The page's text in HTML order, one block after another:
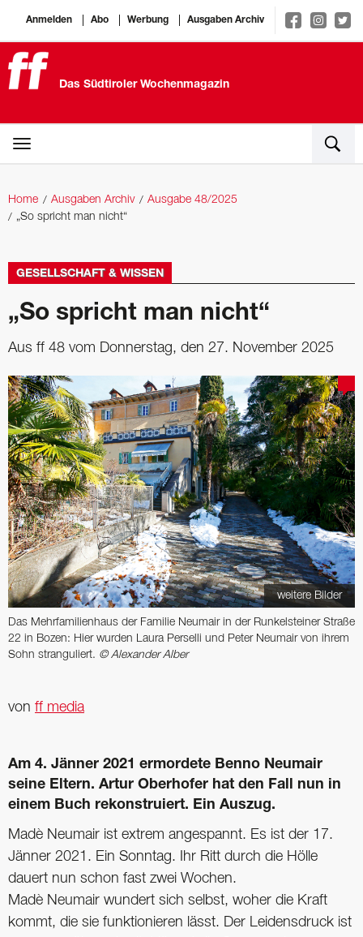
Anmelden Abo Werbung Ausgaben Archiv
Das Südtiroler Wochenmagazin
Home Ausgaben Archiv
Ausgabe 48/2025
„So spricht man nicht“
GESELLSCHAFT & WISSEN
„So spricht man nicht“
Aus ff 48 vom Donnerstag, den 27. November 2025
weitere Bilder
Das Mehrfamilienhaus der Familie Neumair in der Runkelsteiner Straße
22 in Bozen: Hier wurden Laura Perselli und Peter Neumair von ihrem
Sohn stranguliert. © Alexander Alber
von ff media
Am 4. Jänner 2021 ermordete Benno Neumair
seine Eltern. Artur Oberhofer hat den Fall nun in
einem Buch rekonstruiert. Ein Auszug.
Madè Neumair ist extrem angespannt. Es ist der 17.
Jänner 2021. Ein Sonntag. Ihr Ritt durch die Hölle
dauert nun schon fast zwei Wochen.
Madè Neumair wundert sich selbst, woher die Kraft
kommt, die sie funktionieren lässt. Der Leidensdruck ist